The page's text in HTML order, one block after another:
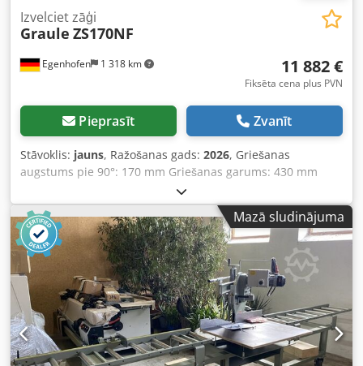
Egenhofen 1 318 km
Izvelciet zāģi
Graule ZS170NF
11 882 €
Fiksēta cena plus PVN
Pieprasīt Zvanīt
Stāvoklis: jauns, Ražošanas gads: 2026, Griešanas
augstums pie 90°: 170 mm Griešanas garums: 430 mm
Leņķa diapazons horizontāli: 45°-90°-25° Leņķa diapazons
vertikāli: 60°-90°-30° Šūpošanas regulēšana ar kloķi: jā
Rullīšu konveijers / atbalsta galds: jā Zāģa diska diametrs:
420 mm Apgriezienu skaits: 2800 apgr./min Cjdpfsizkhvex
Ab Rerf Motora jauda: 3 kW Motora bremze: jā Putekļu
nosūces pieslēgums: 100 mm Rullīšu konveijera garums: 2
x 1500 mm Iekārtas garums: 4000 mm Iekārtas platums:
1250 mm Iekārtas augstums: 1550 mm Svars:
Mazā sludinājuma